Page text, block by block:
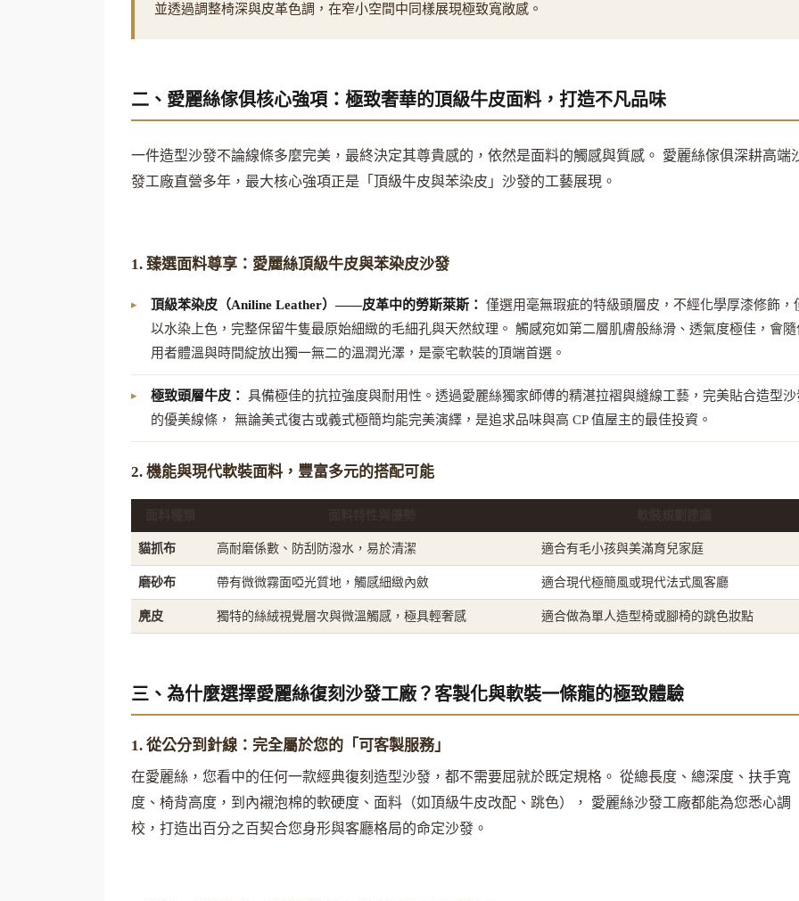
並透過調整椅深與皮革色調，在窄小空間中同樣展現極致寬敞感。
二、愛麗絲傢俱核心強項：極致奢華的頂級牛皮面料，打造不凡品味
一件造型沙發不論線條多麼完美，最終決定其尊貴感的，依然是面料的觸感與質感。 愛麗絲傢俱深耕高端
發工廠直營多年，最大核心強項正是「頂級牛皮與苯染皮」沙發的工藝展現。
1. 臻選面料尊享：愛麗絲頂級牛皮與苯染皮沙發
頂級苯染皮（Aniline Leather）——皮革中的勞斯萊斯： 僅選用毫無瑕疵的特級頭層皮，不經化學厚漆修飾，
以水染上色，完整保留牛隻最原始細緻的毛細孔與天然紋理。 觸感宛如第二層肌膚般絲滑、透氣度極佳，會隨
用者體溫與時間綻放出獨一無二的溫潤光澤，是豪宅軟裝的頂端首選。
極致頭層牛皮： 具備極佳的抗拉強度與耐用性。透過愛麗絲獨家師傅的精湛拉褶與縫線工藝，完美貼合造型沙
的優美線條， 無論美式復古或義式極簡均能完美演繹，是追求品味與高 CP 值屋主的最佳投資。
2. 機能與現代軟裝面料，豐富多元的搭配可能
貓抓布 高耐磨係數、防刮防潑水，易於清潔 適合有毛小孩與美滿育兒家庭
磨砂布 帶有微微霧面啞光質地，觸感細緻內斂 適合現代極簡風或現代法式風客廳
麂皮 獨特的絲絨視覺層次與微溫觸感，極具輕奢感 適合做為單人造型椅或腳椅的跳色妝點
三、為什麼選擇愛麗絲復刻沙發工廠？客製化與軟裝一條龍的極致體驗
1. 從公分到針線：完全屬於您的「可客製服務」
在愛麗絲，您看中的任何一款經典復刻造型沙發，都不需要屈就於既定規格。 從總長度、總深度、扶手寬
度、椅背高度，到內襯泡棉的軟硬度、面料（如頂級牛皮改配、跳色）， 愛麗絲沙發工廠都能為您悉心調
校，打造出百分之百契合您身形與客廳格局的命定沙發。